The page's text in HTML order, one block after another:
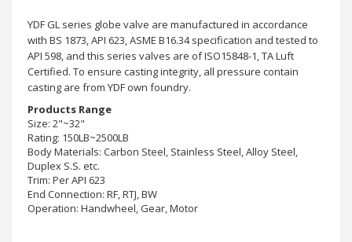
YDF GL series globe valve are manufactured in accordance
with BS 1873, API 623, ASME B16.34 specification and tested to
API 598, and this series valves are of ISO15848-1, TA Luft
Certified. To ensure casting integrity, all pressure contain
casting are from YDF own foundry.
Products Range
Size: 2"~32"
Rating: 150LB~2500LB
Body Materials: Carbon Steel, Stainless Steel, Alloy Steel,
Duplex S.S. etc.
Trim: Per API 623
End Connection: RF, RTJ, BW
Operation: Handwheel, Gear, Motor